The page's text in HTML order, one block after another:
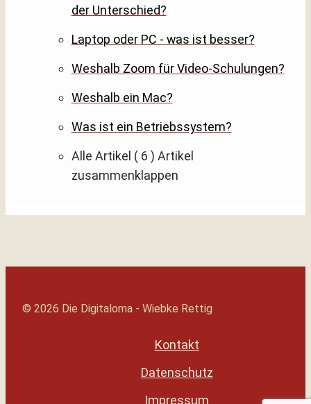
der Unterschied?
Laptop oder PC - was ist besser?
Weshalb Zoom für Video-Schulungen?
Weshalb ein Mac?
Was ist ein Betriebssystem?
Alle Artikel ( 6 ) Artikel
zusammenklappen
© 2026 Die Digitaloma - Wiebke Rettig
Kontakt
Datenschutz
Impressum